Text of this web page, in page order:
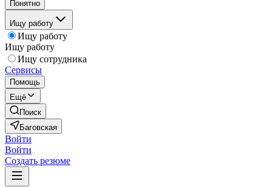
Понятно
Ищу работу
Ищу работу
Ищу работу
Ищу сотрудника
Сервисы
Помощь
Ещё
Поиск
Баговская
Войти
Войти
Создать резюме